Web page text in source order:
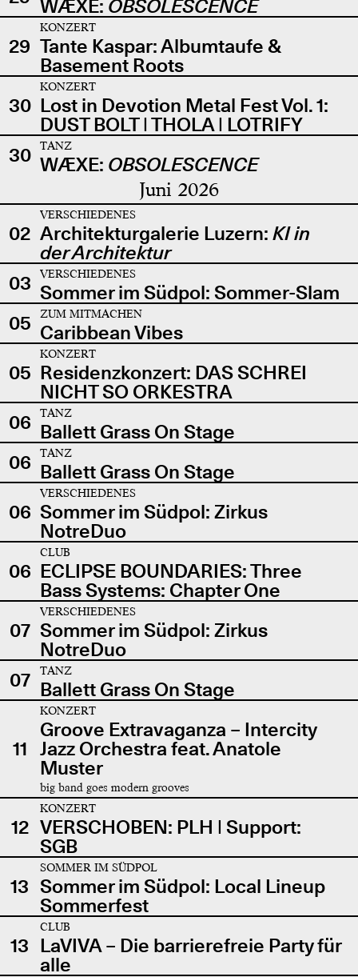
WÆXE: OBSOLESCENCE
29
KONZERT
Tante Kaspar: Albumtaufe &
Basement Roots
30
KONZERT
Lost in Devotion Metal Fest Vol. 1:
DUST BOLT | THOLA | LOTRIFY
30
TANZ
WÆXE: OBSOLESCENCE
Juni 2026
02
VERSCHIEDENES
Architekturgalerie Luzern: KI in
der Architektur
03
VERSCHIEDENES
Sommer im Südpol: Sommer-Slam
05
ZUM MITMACHEN
Caribbean Vibes
05
KONZERT
Residenzkonzert: DAS SCHREI
NICHT SO ORKESTRA
06
TANZ
Ballett Grass On Stage
06
TANZ
Ballett Grass On Stage
06
VERSCHIEDENES
Sommer im Südpol: Zirkus
NotreDuo
06
CLUB
ECLIPSE BOUNDARIES: Three
Bass Systems: Chapter One
07
VERSCHIEDENES
Sommer im Südpol: Zirkus
NotreDuo
07
TANZ
Ballett Grass On Stage
11
KONZERT
Groove Extravaganza – Intercity
Jazz Orchestra feat. Anatole
Muster
big band goes modern grooves
12
KONZERT
VERSCHOBEN: PLH | Support:
SGB
13
SOMMER IM SÜDPOL
Sommer im Südpol: Local Lineup
Sommerfest
13
CLUB
LaVIVA – Die barrierefreie Party für
alle